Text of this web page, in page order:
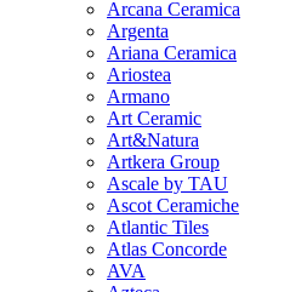
Arcana Ceramica
Argenta
Ariana Ceramica
Ariostea
Armano
Art Ceramic
Art&Natura
Artkera Group
Ascale by TAU
Ascot Ceramiche
Atlantic Tiles
Atlas Concorde
AVA